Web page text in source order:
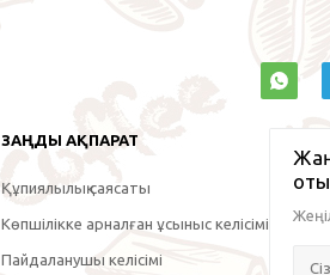
ЗАҢДЫ АҚПАРАТ
Құпиялылық саясаты
Көпшілікке арналған ұсыныс келісімі
Пайдаланушы келісімі